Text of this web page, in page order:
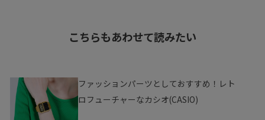
こちらもあわせて読みたい
ファッションパーツとしておすすめ！レト
ロフューチャーなカシオ(CASIO)